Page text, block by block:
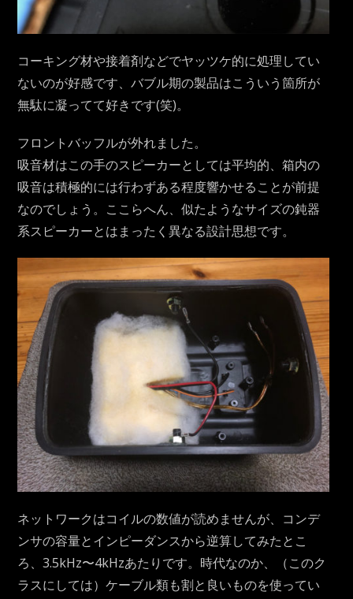
コーキング材や接着剤などでヤッツケ的に処理してい
ないのが好感です、バブル期の製品はこういう箇所が
無駄に凝ってて好きです(笑)。
フロントバッフルが外れました。
吸音材はこの手のスピーカーとしては平均的、箱内の
吸音は積極的には行わずある程度響かせることが前提
なのでしょう。ここらへん、似たようなサイズの鈍器
系スピーカーとはまったく異なる設計思想です。
ネットワークはコイルの数値が読めませんが、コンデ
ンサの容量とインピーダンスから逆算してみたとこ
ろ、3.5kHz〜4kHzあたりです。時代なのか、（このク
ラスにしては）ケーブル類も割と良いものを使ってい